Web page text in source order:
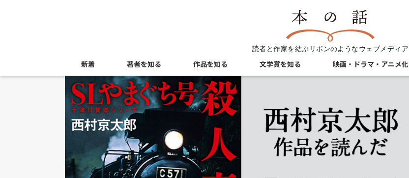
読者と作家を結ぶリボンのようなウェブメディア
新着 著者を知る 作品を知る 文学賞を知る 映画・ドラマ・アニメ化